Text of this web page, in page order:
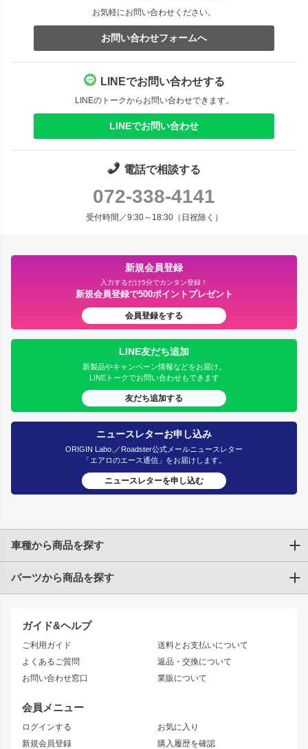
お気軽にお問い合わせください。
お問い合わせフォームへ
LINEでお問い合わせする
LINEのトークからお問い合わせできます。
LINEでお問い合わせ
電話で相談する
072-338-4141
受付時間／9:30～18:30（日祝除く）
新規会員登録
入力するだけ5分でカンタン登録！
新規会員登録で500ポイントプレゼント
会員登録をする
LINE友だち追加
新製品やキャンペーン情報などをお届け。
LINEトークでお問い合わせもできます
友だち追加する
ニュースレターお申し込み
ORIGIN Labo.／Roadster公式メールニュースレター
「エアロのエース通信」をお届けします。
ニュースレターを申し込む
ガイド&ヘルプ
ご利用ガイド
よくあるご質問
お問い合わせ窓口
送料とお支払いについて
返品・交換について
業販について
会員メニュー
ログインする
新規会員登録
お気に入り
購入履歴を確認
車種から商品を探す
トヨタ
JZX90 CHASER
JZX110 MARK II
JZX100 MARK II
JZX90 MARK II
トレノ
マークX
アリスト
ソアラ
アルテッツァ
パーツから商品を探す
エアロシリーズ
ドリフトライン
風神
雷神
レーシングライン
アタックライン
ストリームライン